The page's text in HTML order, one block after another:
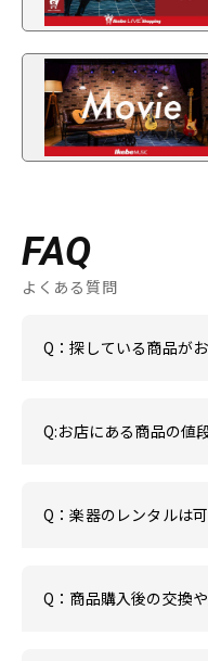
FAQ
よくある質問
Q：探している商品が
Q:お店にある商品の値
Q：楽器のレンタルは
Q：商品購入後の交換